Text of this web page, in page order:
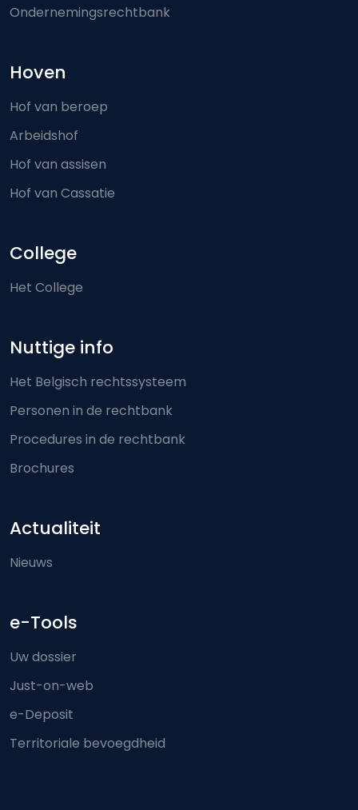
Ondernemingsrechtbank
Hoven
Hof van beroep
Arbeidshof
Hof van assisen
Hof van Cassatie
College
Het College
Nuttige info
Het Belgisch rechtssysteem
Personen in de rechtbank
Procedures in de rechtbank
Brochures
Actualiteit
Nieuws
e-Tools
Uw dossier
Just-on-web
e-Deposit
Territoriale bevoegdheid